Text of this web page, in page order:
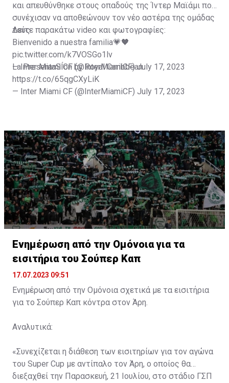
και απευθύνθηκε στους οπαδούς της Ίντερ Μαϊάμι που
συνέχισαν να αποθεώνουν τον νέο αστέρα της ομάδας
τους.
Δείτε παρακάτω video και φωτογραφίες:
Bienvenido a nuestra familia💗🖤
pic.twitter.com/k7VOSGo1lv
— Inter Miami CF (@InterMiamiCF)July 17, 2023
La PresentaSÍon by Royal Caribbean
https://t.co/65qgCXyLiK
— Inter Miami CF (@InterMiamiCF) July 17, 2023
Ενημέρωση από την Ομόνοια για τα
εισιτήρια του Σούπερ Καπ
17.07.2023 09:51
Ενημέρωση από την Ομόνοια σχετικά με τα εισιτήρια
για το Σούπερ Καπ κόντρα στον Άρη.
Αναλυτικά:
«Συνεχίζεται η διάθεση των εισιτηρίων για τον αγώνα
του Super Cup με αντίπαλο τον Άρη, ο οποίος θα
διεξαχθεί την Παρασκευή, 21 Ιουλίου, στο στάδιο ΓΣΠ